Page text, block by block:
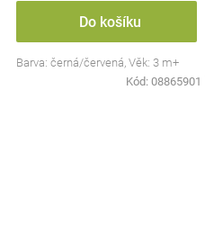
Do košíku
Barva: černá/červená, Věk: 3 m+
Kód: 08865901